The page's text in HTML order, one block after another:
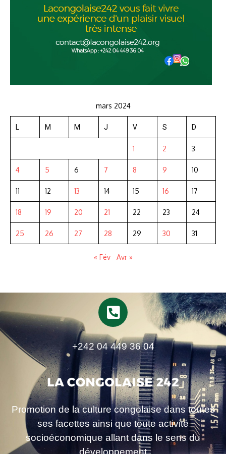
mars 2024
L M M J V S D
1 2 3
4 5 6 7 8 9 10
11 12 13 14 15 16 17
18 19 20 21 22 23 24
25 26 27 28 29 30 31
« Fév Avr »
+242 04 449 36 04
Promotion de la culture congolaise dans toutes
ses facettes ainsi que toute activité
socioéconomique allant dans le sens du